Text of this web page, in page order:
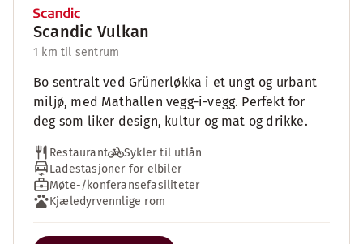
Scandic Vulkan
1 km til sentrum
Bo sentralt ved Grünerløkka i et ungt og urbant
miljø, med Mathallen vegg-i-vegg. Perfekt for
deg som liker design, kultur og mat og drikke.
Restaurant
Sykler til utlån
Ladestasjoner for elbiler
Møte-/konferansefasiliteter
Kjæledyrvennlige rom